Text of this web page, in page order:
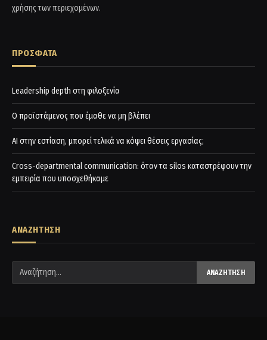
χρήσης των περιεχομένων.
ΠΡΟΣΦΑΤΑ
Leadership depth στη φιλοξενία
Ο προϊστάμενος που έμαθε να μη βλέπει
AI στην εστίαση, μπορεί τελικά να κόψει θέσεις εργασίας;
Cross-departmental communication: όταν τα silos καταστρέφουν την
εμπειρία που υποσχεθήκαμε
ΑΝΑΖΗΤΗΣΗ